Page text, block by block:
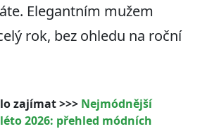
Elegantním mužem
rok, bez ohledu na roční
zajímat >>> Nejmódnější
2026: přehled módních